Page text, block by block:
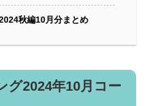
秋編10月分まとめ
グ2024年10月コー